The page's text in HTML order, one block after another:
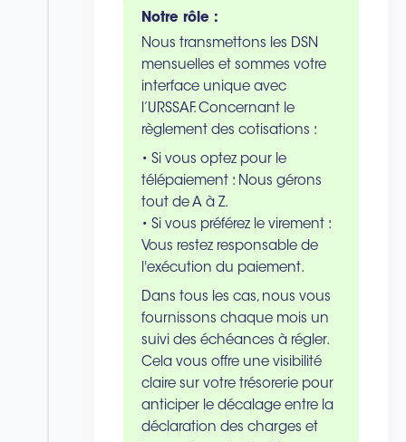
Notre rôle :
Nous transmettons les DSN
mensuelles et sommes votre
interface unique avec
l’URSSAF. Concernant le
règlement des cotisations :
• Si vous optez pour le
télépaiement : Nous gérons
tout de A à Z.
• Si vous préférez le virement :
Vous restez responsable de
l'exécution du paiement.
Dans tous les cas, nous vous
fournissons chaque mois un
suivi des échéances à régler.
Cela vous offre une visibilité
claire sur votre trésorerie pour
anticiper le décalage entre la
déclaration des charges et